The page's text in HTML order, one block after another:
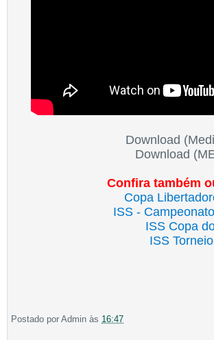
Download
Download
Confira também
Copa
ISS -
ISS Copa
ISS
Postado por Admin às 16:47